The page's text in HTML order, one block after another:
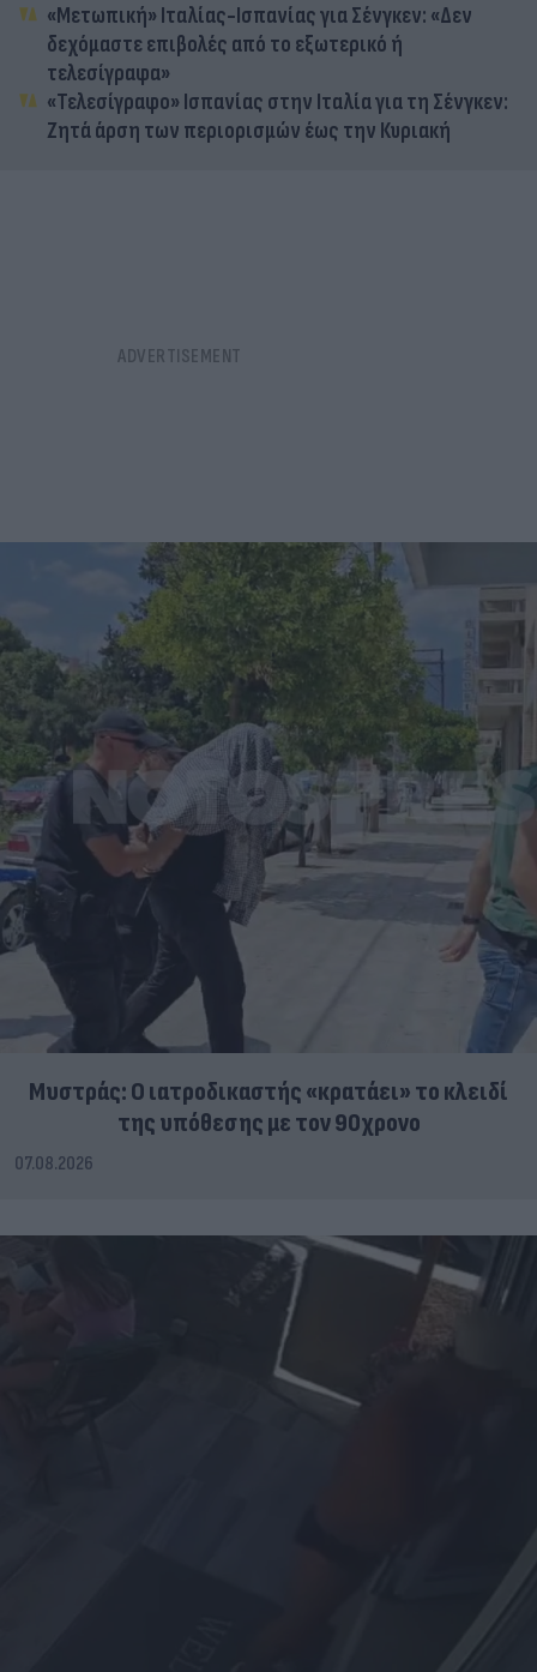
«Μετωπική» Ιταλίας-Ισπανίας για Σένγκεν: «Δεν
δεχόμαστε επιβολές από το εξωτερικό ή
τελεσίγραφα»
«Τελεσίγραφο» Ισπανίας στην Ιταλία για τη Σένγκεν:
Ζητά άρση των περιορισμών έως την Κυριακή
Μυστράς: Ο ιατροδικαστής «κρατάει» το κλειδί
της υπόθεσης με τον 90χρονο
07.08.2026